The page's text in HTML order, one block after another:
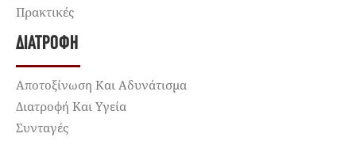
Πρακτικές
ΔΙΑΤΡΟΦΉ
Αποτοξίνωση Και Αδυνάτισμα
Διατροφή Και Υγεία
Συνταγές